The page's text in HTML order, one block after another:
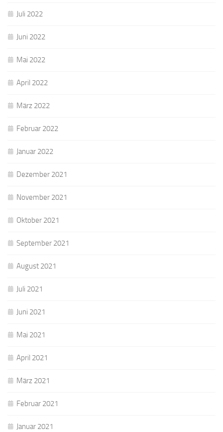
Juli 2022
Juni 2022
Mai 2022
April 2022
März 2022
Februar 2022
Januar 2022
Dezember 2021
November 2021
Oktober 2021
September 2021
August 2021
Juli 2021
Juni 2021
Mai 2021
April 2021
März 2021
Februar 2021
Januar 2021